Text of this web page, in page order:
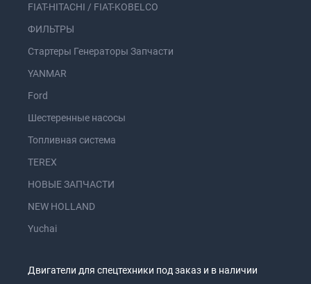
FIAT-HITACHI / FIAT-KOBELCO
ФИЛЬТРЫ
Стартеры Генераторы Запчасти
YANMAR
Ford
Шестеренные насосы
Топливная система
TEREX
НОВЫЕ ЗАПЧАСТИ
NEW HOLLAND
Yuchai
Двигатели для спецтехники под заказ и в наличии